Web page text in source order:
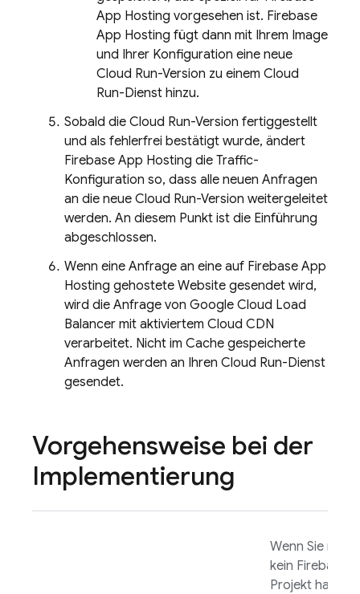
App Hosting vorgesehen ist. Firebase
App Hosting fügt dann mit Ihrem Image
und Ihrer Konfiguration eine neue
Cloud Run-Version zu einem Cloud
Run-Dienst hinzu.
Sobald die Cloud Run-Version fertiggestellt
und als fehlerfrei bestätigt wurde, ändert
Firebase App Hosting die Traffic-
Konfiguration so, dass alle neuen Anfragen
an die neue Cloud Run-Version weitergeleitet
werden. An diesem Punkt ist die Einführung
abgeschlossen.
Wenn eine Anfrage an eine auf Firebase App
Hosting gehostete Website gesendet wird,
wird die Anfrage von Google Cloud Load
Balancer mit aktiviertem Cloud CDN
verarbeitet. Nicht im Cache gespeicherte
Anfragen werden an Ihren Cloud Run-Dienst
gesendet.
Vorgehensweise bei der
Implementierung
Wenn Sie noch
kein Firebase-
Projekt haben,